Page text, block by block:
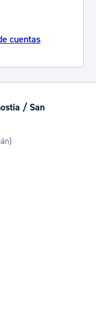
cuentas
/ San